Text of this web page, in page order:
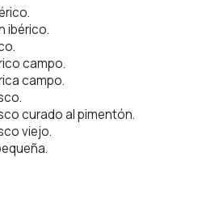
ibérico.
campo.
campo.
curado al pimentón.
viejo.